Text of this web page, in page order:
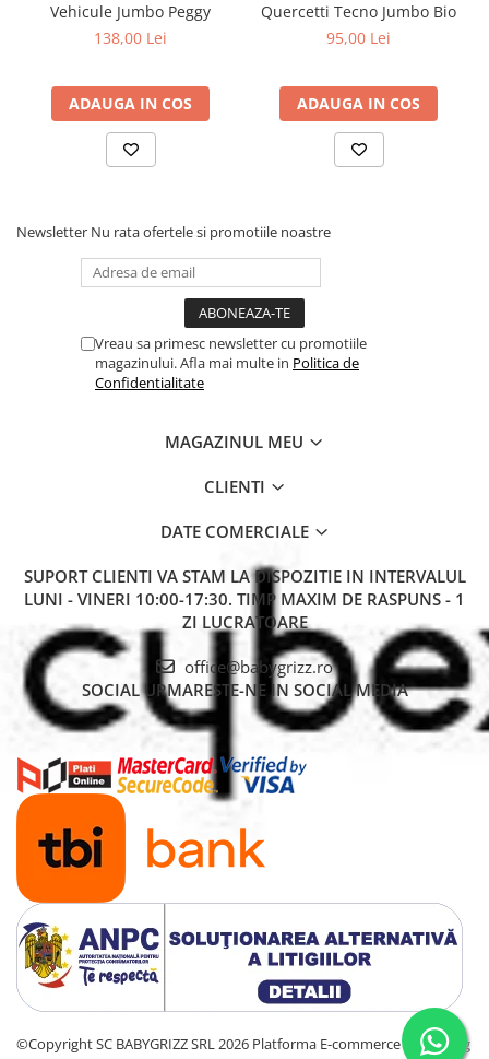
Vehicule Jumbo Peggy
138,00 Lei
ADAUGA IN COS
Quercetti Tecno Jumbo Bio
95,00 Lei
ADAUGA IN COS
Newsletter Nu rata ofertele si promotiile noastre
Vreau sa primesc newsletter cu promotiile
magazinului. Afla mai multe in Politica de
Confidentialitate
MAGAZINUL MEU
CLIENTI
DATE COMERCIALE
SUPORT CLIENTI VA STAM LA DISPOZITIE IN INTERVALUL
LUNI - VINERI 10:00-17:30. TIMP MAXIM DE RASPUNS - 1
ZI LUCRATOARE
office@babygrizz.ro
SOCIALURMARESTE-NE IN SOCIAL MEDIA
©Copyright SC BABYGRIZZ SRL 2026 Platforma E-commerce by Gomag